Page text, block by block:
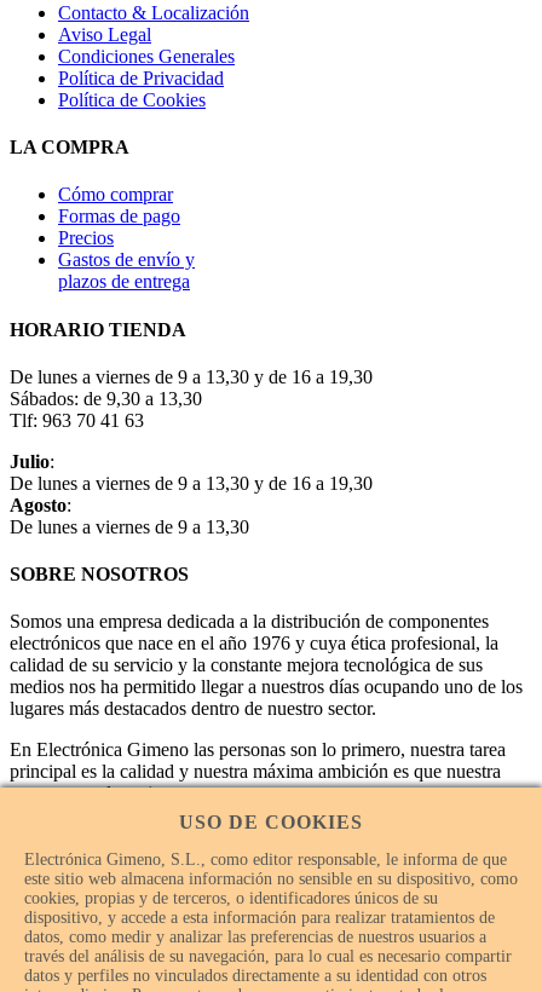
Contacto & Localización
Aviso Legal
Condiciones Generales
Política de Privacidad
Política de Cookies
LA COMPRA
Cómo comprar
Formas de pago
Precios
Gastos de envío y
plazos de entrega
HORARIO TIENDA
De lunes a viernes de 9 a 13,30 y de 16 a 19,30
Sábados: de 9,30 a 13,30
Tlf: 963 70 41 63
Julio:
De lunes a viernes de 9 a 13,30 y de 16 a 19,30
Agosto:
De lunes a viernes de 9 a 13,30
SOBRE NOSOTROS
Somos una empresa dedicada a la distribución de componentes
electrónicos que nace en el año 1976 y cuya ética profesional, la
calidad de su servicio y la constante mejora tecnológica de sus
medios nos ha permitido llegar a nuestros días ocupando uno de los
lugares más destacados dentro de nuestro sector.
En Electrónica Gimeno las personas son lo primero, nuestra tarea
principal es la calidad y nuestra máxima ambición es que nuestra
empresa sea la mejor.
USO DE COOKIES
Electrónica Gimeno, S.L., como editor responsable, le informa de que
este sitio web almacena información no sensible en su dispositivo, como
cookies, propias y de terceros, o identificadores únicos de su
dispositivo, y accede a esta información para realizar tratamientos de
datos, como medir y analizar las preferencias de nuestros usuarios a
través del análisis de su navegación, para lo cual es necesario compartir
datos y perfiles no vinculados directamente a su identidad con otros